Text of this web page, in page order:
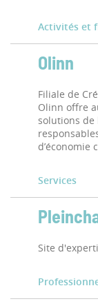
Activités et
Olinn
Filiale de
Olinn offre
solutions de
d’économie
Services
Site